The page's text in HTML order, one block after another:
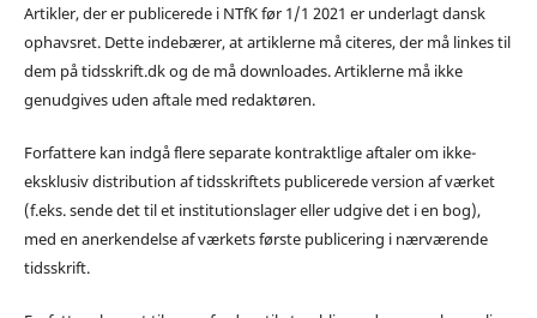
Artikler, der er publicerede i NTfK før 1/1 2021 er underlagt dansk
ophavsret. Dette indebærer, at artiklerne må citeres, der må linkes til
dem på tidsskrift.dk og de må downloades. Artiklerne må ikke
genudgives uden aftale med redaktøren.
Forfattere kan indgå flere separate kontraktlige aftaler om ikke-
eksklusiv distribution af tidsskriftets publicerede version af værket
(f.eks. sende det til et institutionslager eller udgive det i en bog),
med en anerkendelse af værkets første publicering i nærværende
tidsskrift.